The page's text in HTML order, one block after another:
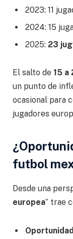
2023: 11
2024: 15
2025: 23
El salto de 15 a
un punto de
ocasional para
jugadores
futbol
Desde una
europea” trae